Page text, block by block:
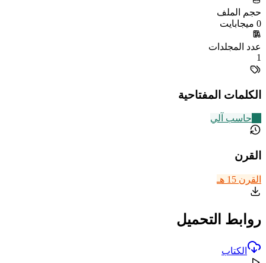
حجم الملف
0 ميجابايت
عدد المجلدات
1
الكلمات المفتاحية
حاسب آلي
القرن
القرن 15 هـ
روابط التحميل
الكتاب